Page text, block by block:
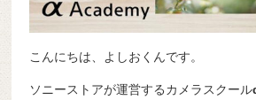
こんにちは、よしおくんです。
ソニーストアが運営するカメラスクール